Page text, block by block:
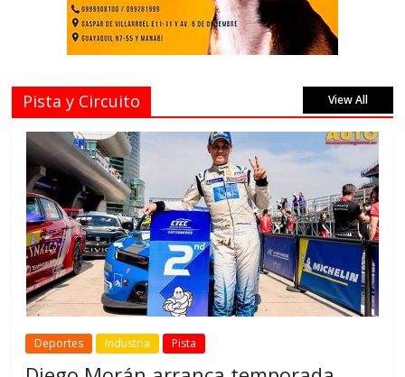
Pista y Circuito View All
Deportes Industria Pista